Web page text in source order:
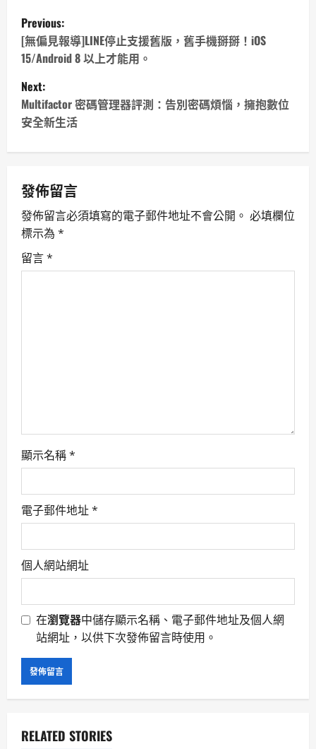
P
o
s
t
n
v
i
g
Previous:
[無偏見報導]LINE停止支援舊版，舊手機掰掰！iOS
15/Android 8 以上才能用。
Next:
Multifactor 密碼管理器評測：告別密碼煩惱，擁抱數位
安全新生活
發佈留言
發佈留言必須填寫的電子郵件地址不會公開。 必填欄位
標示為 *
留言*
顯示名稱*
電子郵件地址*
個人網站網址
在瀏覽器中儲存顯示名稱、電子郵件地址及個人網
站網址，以供下次發佈留言時使用。
RELATED STORIES